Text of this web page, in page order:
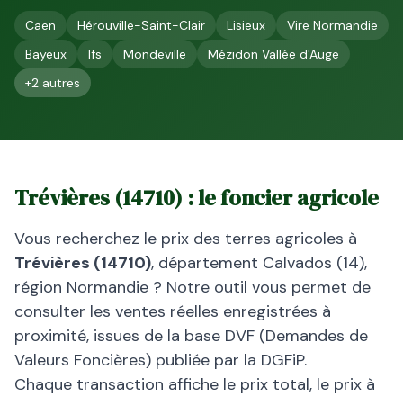
Caen Hérouville-Saint-Clair Lisieux
Vire Normandie
Bayeux
Ifs Mondeville
Mézidon Vallée d'Auge
+2 autres
Trévières (14710) : le foncier agricole
Vous recherchez le prix des terres agricoles à
Trévières (14710), département Calvados (14),
région Normandie ? Notre outil vous permet de
consulter les ventes réelles enregistrées à
proximité, issues de la base DVF (Demandes de
Valeurs Foncières) publiée par la DGFiP.
Chaque transaction affiche le prix total, le prix à